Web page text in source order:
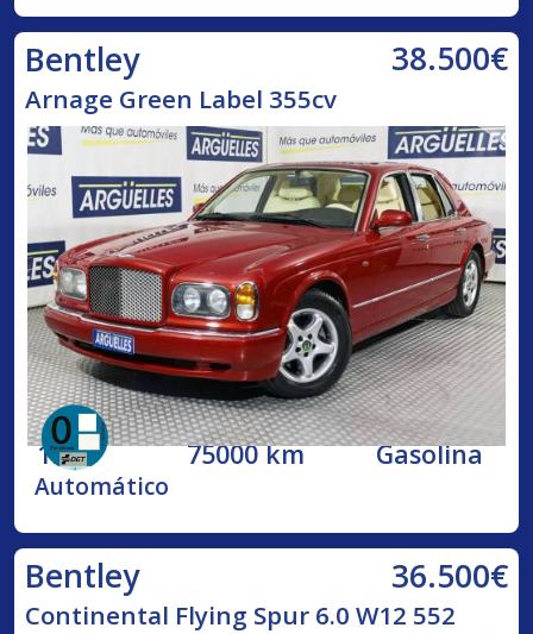
Bentley 38.500€
Arnage Green Label 355cv
1998 75000 km Gasolina
Automático
Bentley 36.500€
Continental Flying Spur 6.0 W12 552